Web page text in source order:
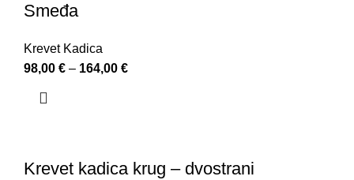
Smeđa
Krevet Kadica
98,00 € – 164,00 €
Krevet kadica krug – dvostrani